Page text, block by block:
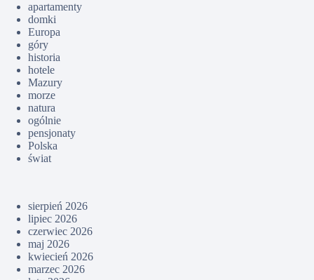
apartamenty
domki
Europa
góry
historia
hotele
Mazury
morze
natura
ogólnie
pensjonaty
Polska
świat
sierpień 2026
lipiec 2026
czerwiec 2026
maj 2026
kwiecień 2026
marzec 2026